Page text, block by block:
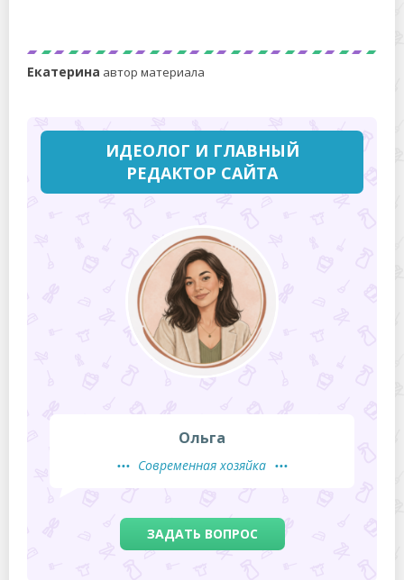
Екатерина автор материала
ИДЕОЛОГ И ГЛАВНЫЙ
РЕДАКТОР САЙТА
Ольга
Современная хозяйка
ЗАДАТЬ ВОПРОС